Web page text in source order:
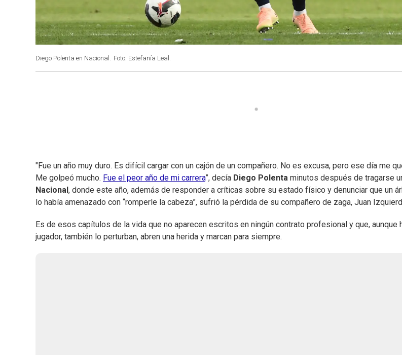
Diego Polenta en Nacional. Foto: Estefanía Leal.
"Fue un año muy duro. Es difícil cargar con un cajón de un compañero. No es excusa, pero ese día me
Me golpeó mucho. Fue el peor año de mi carrera”, decía Diego Polenta minutos después de tragarse
Nacional , donde este año, además de responder a críticas sobre su estado físico y denunciar que un
lo había amenazado con “romperle la cabeza”, sufrió la pérdida de su compañero de zaga, Juan
Es de esos capítulos de la vida que no aparecen escritos en ningún contrato profesional y que, aunque
jugador, también lo perturban, abren una herida y marcan para siempre.